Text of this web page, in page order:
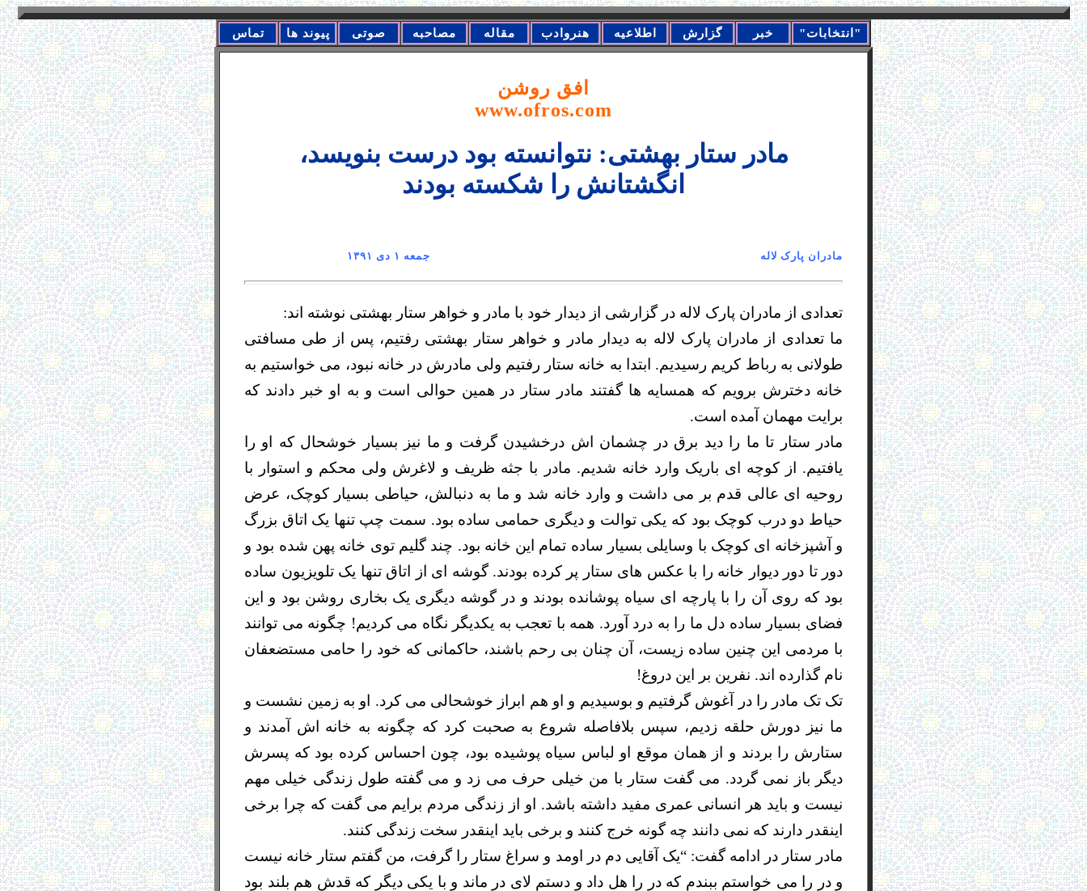
تماس پیوند ها صوتی مصاحبه مقاله هنروادب اطلاعیه گزارش خبر "انتخابات"
افق روشن
www.ofros.com
مادر ستار بهشتی: نتوانسته بود درست بنویسد،
انگشتانش را شکسته بودند
مادران پارک لاله جمعه ١ دی ١٣٩١
تعدادی از مادران پارک لاله در گزارشی از دیدار خود با مادر و خواهر ستار بهشتی نوشته اند:
ما تعدادی از مادران پارک لاله به دیدار مادر و خواهر ستار بهشتی رفتیم، پس از طی مسافتی
طولانی به رباط کریم رسیدیم. ابتدا به خانه ستار رفتیم ولی مادرش در خانه نبود، می خواستیم به
خانه دخترش برویم که همسایه ها گفتند مادر ستار در همین حوالی است و به او خبر دادند که
برایت مهمان آمده است.
مادر ستار تا ما را دید برق در چشمان اش درخشیدن گرفت و ما نیز بسیار خوشحال که او را
یافتیم. از کوچه ای باریک وارد خانه شدیم. مادر با جثه ظریف و لاغرش ولی محکم و استوار با
روحیه ای عالی قدم بر می داشت و وارد خانه شد و ما به دنبالش، حیاطی بسیار کوچک، عرض
حیاط دو درب کوچک بود که یکی توالت و دیگری حمامی ساده بود. سمت چپ تنها یک اتاق بزرگ
و آشپزخانه ای کوچک با وسایلی بسیار ساده تمام این خانه بود. چند گلیم توی خانه پهن شده بود و
دور تا دور دیوار خانه را با عکس های ستار پر کرده بودند. گوشه ای از اتاق تنها یک تلویزیون ساده
بود که روی آن را با پارچه ای سیاه پوشانده بودند و در گوشه دیگری یک بخاری روشن بود و این
فضای بسیار ساده دل ما را به درد آورد. همه با تعجب به یکدیگر نگاه می کردیم! چگونه می توانند
با مردمی این چنین ساده زیست، آن چنان بی رحم باشند، حاکمانی که خود را حامی مستضعفان
نام گذارده اند. نفرین بر این دروغ!
تک تک مادر را در آغوش گرفتیم و بوسیدیم و او هم ابراز خوشحالی می کرد. او به زمین نشست و
ما نیز دورش حلقه زدیم، سپس بلافاصله شروع به صحبت کرد که چگونه به خانه اش آمدند و
ستارش را بردند و از همان موقع او لباس سیاه پوشیده بود، چون احساس کرده بود که پسرش
دیگر باز نمی گردد. می گفت ستار با من خیلی حرف می زد و می گفته طول زندگی خیلی مهم
نیست و باید هر انسانی عمری مفید داشته باشد. او از زندگی مردم برایم می گفت که چرا برخی
اینقدر دارند که نمی دانند چه گونه خرج کنند و برخی باید اینقدر سخت زندگی کنند.
مادر ستار در ادامه گفت: “یک آقایی دم در اومد و سراغ ستار را گرفت، من گفتم ستار خانه نیست
و در را می خواستم ببندم که در را هل داد و دستم لای در ماند و با یکی دیگر که قدش هم بلند بود